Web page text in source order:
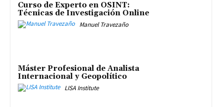
Curso de Experto en OSINT:
Técnicas de Investigación Online
Manuel Travezaño
Máster Profesional de Analista
Internacional y Geopolítico
LISA Institute